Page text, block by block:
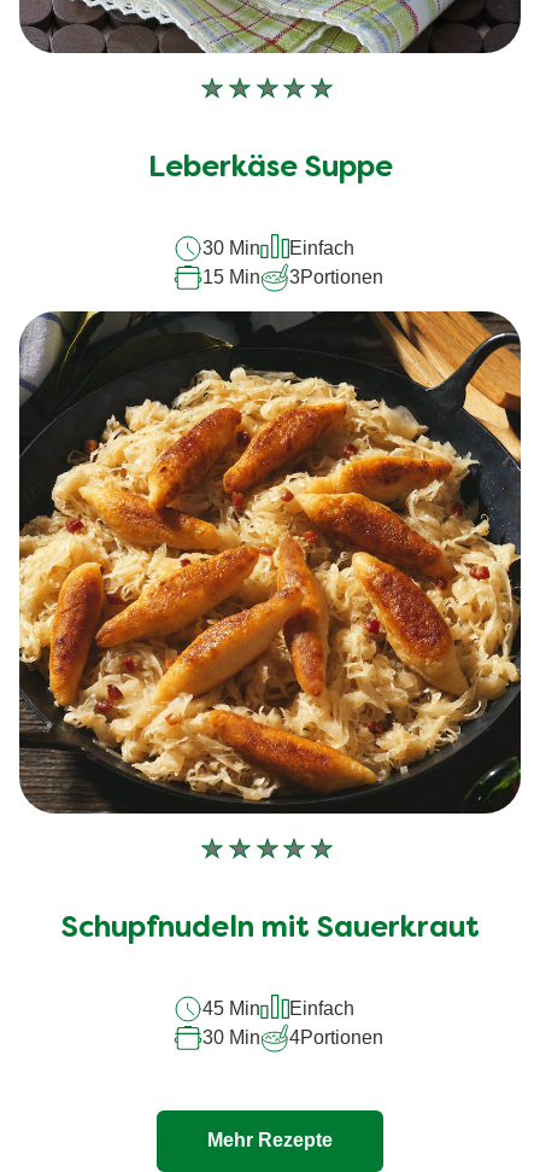
Keine
für
abgegeben
Leberkäse Suppe
30 Min
Einfach
15 Min
3Portionen
Keine
für
abgegeben
Schupfnudeln mit Sauerkraut
45 Min
Einfach
30 Min
4Portionen
Mehr Rezepte